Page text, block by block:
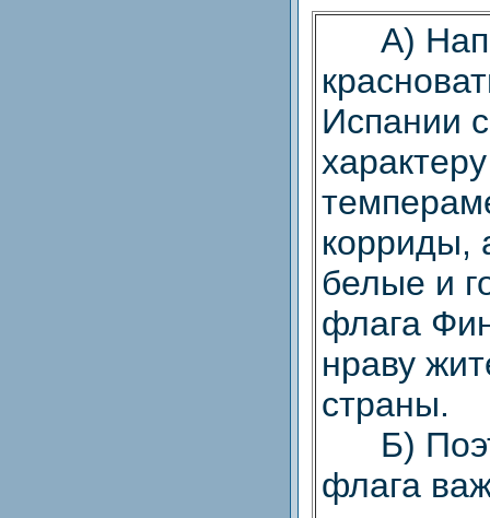
А)
Испании
корриды,
белые и
флага
нраву
страны.
Б)
флага